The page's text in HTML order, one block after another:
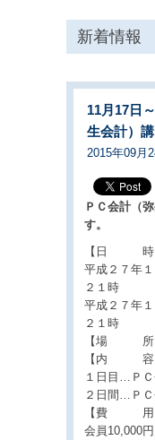
新着情報
11月17日
生会計）
2015年09月
ＰＣ会計（
す。
【日 時】
平成２７年
２１時
平成２７年
２１時
【場 所
【内 容
１日目…Ｐ
２日間…Ｐ
【費 用
会員10,000